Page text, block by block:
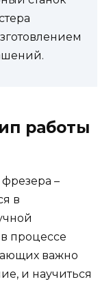
работы
–
в
процессе
важно
и научиться